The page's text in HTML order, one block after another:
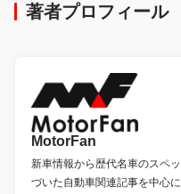
著者プロフィール
MotorFan
新車情報から歴代名車のスペ
づいた自動車関連記事を中心